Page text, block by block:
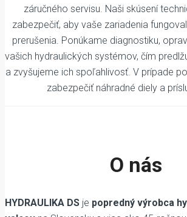
záručného servisu. Naši skúsení
zabezpečiť, aby vaše zariadenia
prerušenia. Ponúkame diagnostiku,
vašich hydraulických systémov, čím
a zvyšujeme ich spoľahlivosť. V prípade
zabezpečiť náhradné diely a
O nás
HYDRAULIKA DS je popredný výrobca